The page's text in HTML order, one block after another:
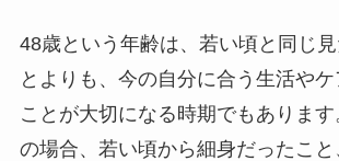
48歳という年齢は、若い頃と同じ
とよりも、今の自分に合う生活や
ことが大切になる時期でもありま
の場合、若い頃から細身だったこ